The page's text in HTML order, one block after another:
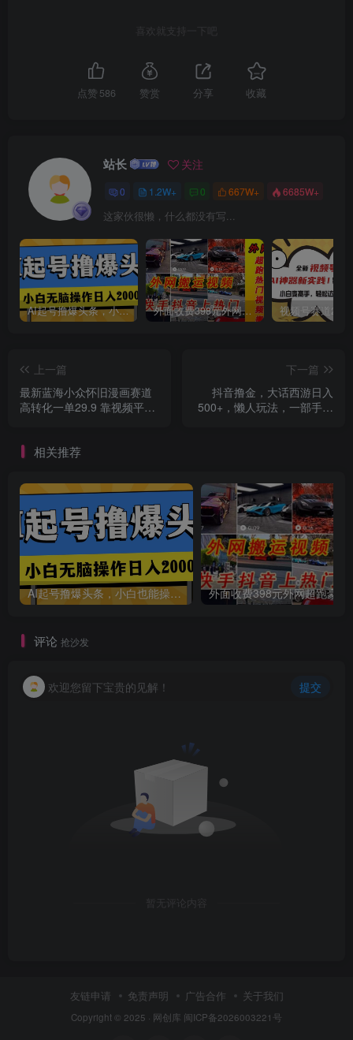
喜欢就支持一下吧
点赞 586 赞赏 分享 收藏
站长 关注
0 1.2W+ 0 667W+ 6685W+
这家伙很懒，什么都没有写...
AI起号撸爆头条，小白也能操作，日入2000+ 外面收费398元外网超跑豪车汽车视频搬运至快手抖音上热门项目
上一篇
最新蓝海小众怀旧漫画赛道
高转化一单29.9 靠视频平台
下一篇
抖音撸金，大话西游日入
500+，懒人玩法，一部手机
相关推荐
AI起号撸爆头条，小白也能操作，日入2000+
评论 抢沙发
欢迎您留下宝贵的见解！ 提交
暂无评论内容
友链申请 免责声明 广告合作 关于我们
Copyright © 2025 · 网创库 闽ICP备2026003221号